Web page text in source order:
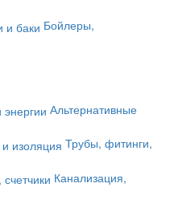
Бойлеры,
Альтернативные
Трубы, фитинги,
Канализация,